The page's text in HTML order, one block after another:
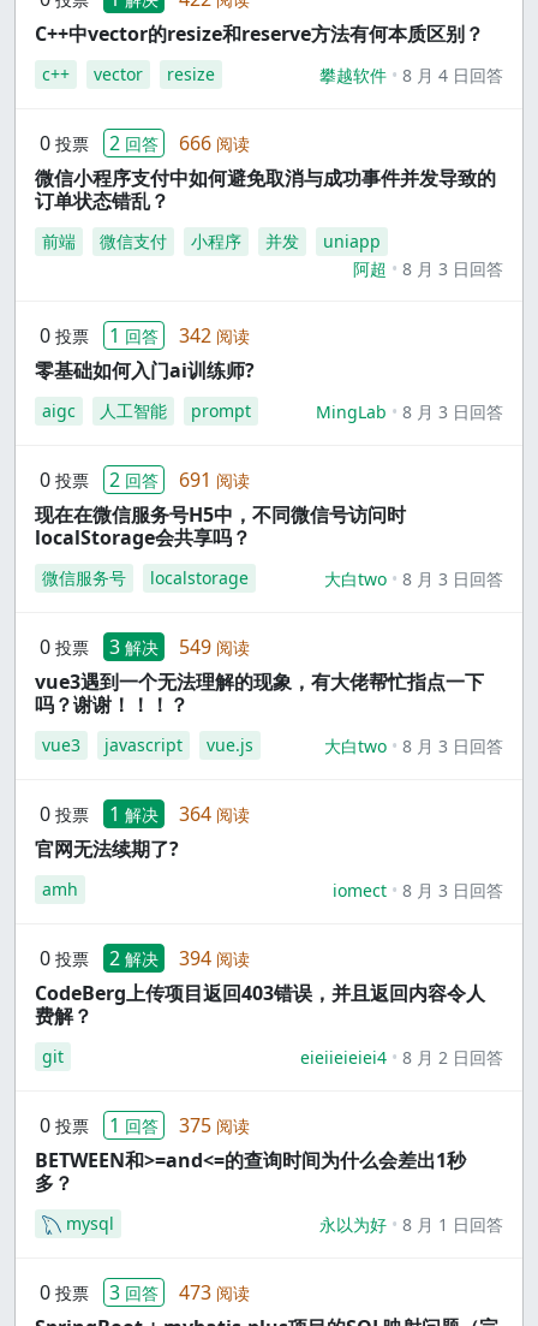
C++中vector的resize和reserve方法有何本质区别？
c++ vector resize 攀越软件 8 月 4 日回答
0 投票 2 回答 666 阅读
微信小程序支付中如何避免取消与成功事件并发导致的
订单状态错乱？
前端 微信支付 小程序 并发
uniapp
阿超
8 月 3 日回答
0 投票 1 回答 342 阅读
零基础如何入门ai训练师?
aigc 人工智能 prompt MingLab 8 月 3 日回答
0 投票 2 回答 691 阅读
现在在微信服务号H5中，不同微信号访问时
localStorage会共享吗？
微信服务号 localstorage 大白two 8 月 3 日回答
0 投票 3 解决 549 阅读
vue3遇到一个无法理解的现象，有大佬帮忙指点一下
吗？谢谢！！！？
vue3 javascript vue.js 大白two 8 月 3 日回答
0 投票 1 解决 364 阅读
官网无法续期了?
amh iomect 8 月 3 日回答
0 投票 2 解决 394 阅读
CodeBerg上传项目返回403错误，并且返回内容令人
费解？
git eieiieieiei4 8 月 2 日回答
0 投票 1 回答 375 阅读
BETWEEN和>=and<=的查询时间为什么会差出1秒
多？
mysql 永以为好 8 月 1 日回答
0 投票 3 回答 473 阅读